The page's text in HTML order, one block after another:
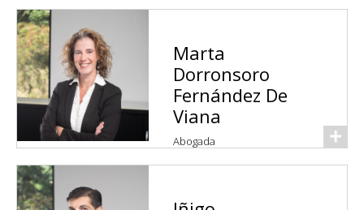
Marta
Dorronsoro
Fernández De
Viana
Abogada